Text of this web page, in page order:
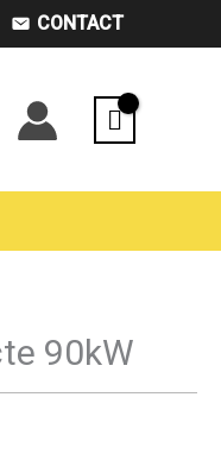
CONTACT
90kW